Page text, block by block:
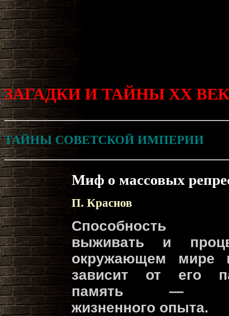
ЗАГАДКИ И ТАЙНЫ ХХ
ТАЙНЫ СОВЕТСКОЙ ИМПЕРИИ
Миф о массовых
П. Краснов
Способность
выживать и
окружающем мире
зависит от его
память —
жизненного опыта.